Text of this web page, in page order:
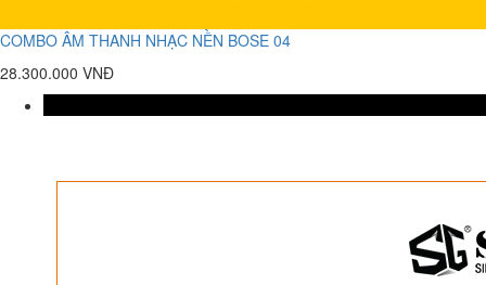
COMBO ÂM THANH NHẠC NỀN BOSE 04
28.300.000 VNĐ